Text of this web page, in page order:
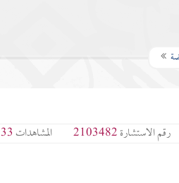
رقم الاستشارة2103482 المشاهدات33